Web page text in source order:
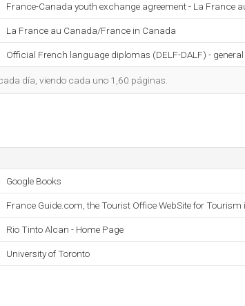
France-Canada youth exchange agreement - La France
La France au Canada/France in Canada
Official French language diplomas (DELF-DALF) - general ..
día, viendo cada uno 1,60 páginas.
Google Books
France Guide.com, the Tourist Office WebSite for Tourism
Rio Tinto Alcan - Home Page
University of Toronto